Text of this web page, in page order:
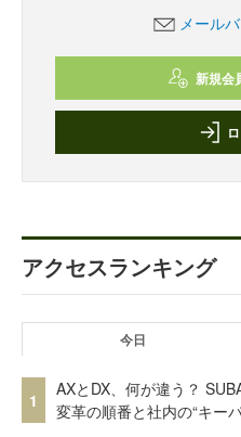
メール
新規会
アクセスランキング
今日
1
AXとDX、何が違う？
変革の順番と社内の“キー